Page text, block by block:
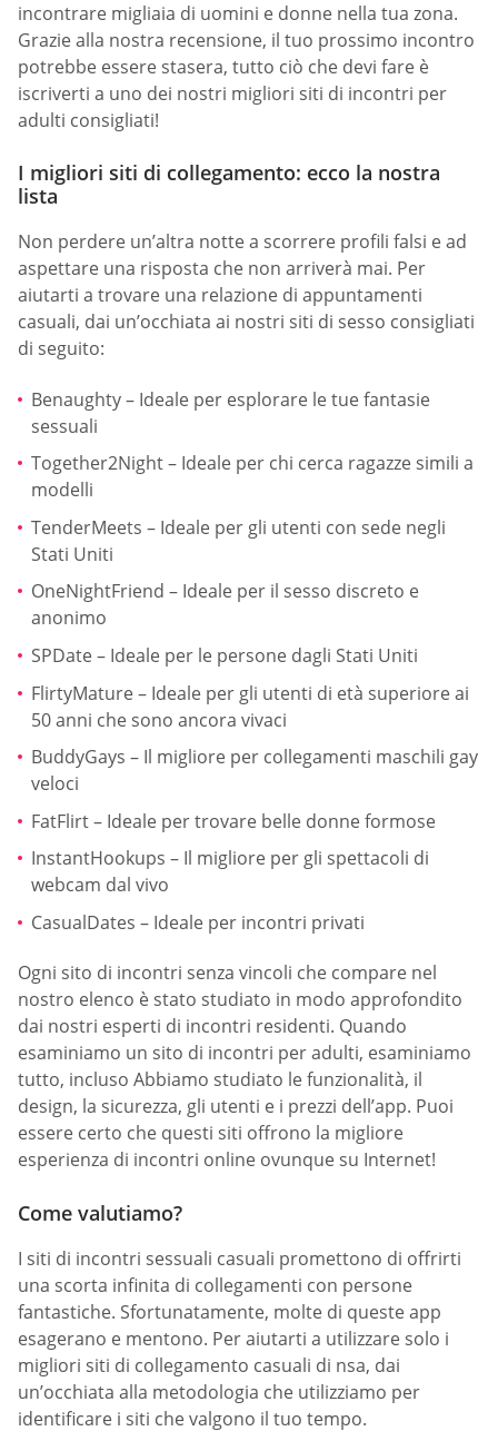
incontrare migliaia di uomini e donne nella tua zona.
Grazie alla nostra recensione, il tuo prossimo incontro
potrebbe essere stasera, tutto ciò che devi fare è
iscriverti a uno dei nostri migliori siti di incontri per
adulti consigliati!
I migliori siti di collegamento: ecco la nostra
lista
Non perdere un’altra notte a scorrere profili falsi e ad
aspettare una risposta che non arriverà mai. Per
aiutarti a trovare una relazione di appuntamenti
casuali, dai un’occhiata ai nostri siti di sesso consigliati
di seguito:
Benaughty – Ideale per esplorare le tue fantasie
sessuali
Together2Night – Ideale per chi cerca ragazze simili a
modelli
TenderMeets – Ideale per gli utenti con sede negli
Stati Uniti
OneNightFriend – Ideale per il sesso discreto e
anonimo
SPDate – Ideale per le persone dagli Stati Uniti
FlirtyMature – Ideale per gli utenti di età superiore ai
50 anni che sono ancora vivaci
BuddyGays – Il migliore per collegamenti maschili gay
veloci
FatFlirt – Ideale per trovare belle donne formose
InstantHookups – Il migliore per gli spettacoli di
webcam dal vivo
СasualDates – Ideale per incontri privati
Ogni sito di incontri senza vincoli che compare nel
nostro elenco è stato studiato in modo approfondito
dai nostri esperti di incontri residenti. Quando
esaminiamo un sito di incontri per adulti, esaminiamo
tutto, incluso Abbiamo studiato le funzionalità, il
design, la sicurezza, gli utenti e i prezzi dell’app. Puoi
essere certo che questi siti offrono la migliore
esperienza di incontri online ovunque su Internet!
Come valutiamo?
I siti di incontri sessuali casuali promettono di offrirti
una scorta infinita di collegamenti con persone
fantastiche. Sfortunatamente, molte di queste app
esagerano e mentono. Per aiutarti a utilizzare solo i
migliori siti di collegamento casuali di nsa, dai
un’occhiata alla metodologia che utilizziamo per
identificare i siti che valgono il tuo tempo.